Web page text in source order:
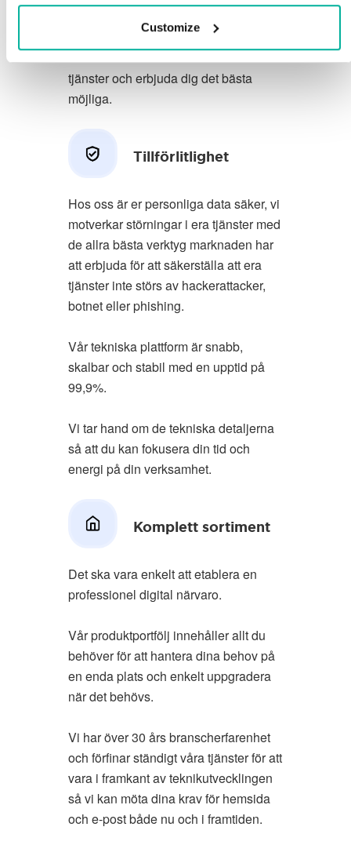
Customize
förstklassig service. Vi lär oss av din
feedback så att vi kan förbättra våra
tjänster och erbjuda dig det bästa
möjliga.
Tillförlitlighet
Hos oss är er personliga data säker, vi
motverkar störningar i era tjänster med
de allra bästa verktyg marknaden har
att erbjuda för att säkerställa att era
tjänster inte störs av hackerattacker,
botnet eller phishing.
Vår tekniska plattform är snabb,
skalbar och stabil med en upptid på
99,9%.
Vi tar hand om de tekniska detaljerna
så att du kan fokusera din tid och
energi på din verksamhet.
Komplett sortiment
Det ska vara enkelt att etablera en
professionel digital närvaro.
Vår produktportfölj innehåller allt du
behöver för att hantera dina behov på
en enda plats och enkelt uppgradera
när det behövs.
Vi har över 30 års branscherfarenhet
och förfinar ständigt våra tjänster för att
vara i framkant av teknikutvecklingen
så vi kan möta dina krav för hemsida
och e-post både nu och i framtiden.